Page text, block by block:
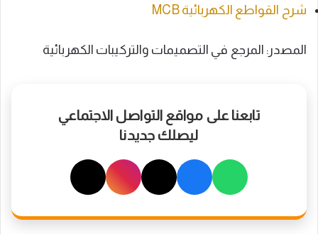
شرح القواطع الكهربائية MCB
المصدر: المرجع في التصميمات والتركيبات الكهربائية
تابعنا على مواقع التواصل الاجتماعي
ليصلك جديدنا